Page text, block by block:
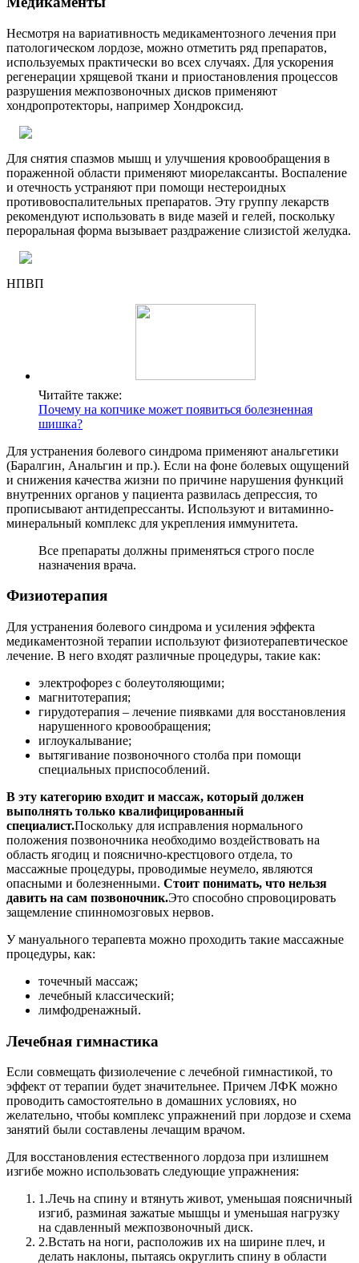
Несмотря на вариативность медикаментозного лечения при
патологическом лордозе, можно отметить ряд препаратов,
используемых практически во всех случаях. Для ускорения
регенерации хрящевой ткани и приостановления процессов
разрушения межпозвоночных дисков применяют
хондропротекторы, например Хондроксид.
Для снятия спазмов мышц и улучшения кровообращения в
пораженной области применяют миорелаксанты. Воспаление
и отечность устраняют при помощи нестероидных
противовоспалительных препаратов. Эту группу лекарств
рекомендуют использовать в виде мазей и гелей, поскольку
пероральная форма вызывает раздражение слизистой желудка.
НПВП
Читайте также:
Почему на копчике может появиться болезненная
шишка?
Для устранения болевого синдрома применяют анальгетики
(Баралгин, Анальгин и пр.). Если на фоне болевых ощущений
и снижения качества жизни по причине нарушения функций
внутренних органов у пациента развилась депрессия, то
прописывают антидепрессанты. Используют и витаминно-
минеральный комплекс для укрепления иммунитета.
Все препараты должны применяться строго после
назначения врача.
Физиотерапия
Для устранения болевого синдрома и усиления эффекта
медикаментозной терапии используют физиотерапевтическое
лечение. В него входят различные процедуры, такие как:
электрофорез с болеутоляющими;
магнитотерапия;
гирудотерапия – лечение пиявками для восстановления
нарушенного кровообращения;
иглоукалывание;
вытягивание позвоночного столба при помощи
специальных приспособлений.
В эту категорию входит и массаж, который должен
выполнять только квалифицированный
специалист.Поскольку для исправления нормального
положения позвоночника необходимо воздействовать на
область ягодиц и пояснично-крестцового отдела, то
массажные процедуры, проводимые неумело, являются
опасными и болезненными. Стоит понимать, что нельзя
давить на сам позвоночник.Это способно спровоцировать
защемление спинномозговых нервов.
У мануального терапевта можно проходить такие массажные
процедуры, как:
точечный массаж;
лечебный классический;
лимфодренажный.
Лечебная гимнастика
Если совмещать физиолечение с лечебной гимнастикой, то
эффект от терапии будет значительнее. Причем ЛФК можно
проводить самостоятельно в домашних условиях, но
желательно, чтобы комплекс упражнений при лордозе и схема
занятий были составлены лечащим врачом.
Для восстановления естественного лордоза при излишнем
изгибе можно использовать следующие упражнения:
1.Лечь на спину и втянуть живот, уменьшая поясничный
изгиб, разминая зажатые мышцы и уменьшая нагрузку
на сдавленный межпозвоночный диск.
2.Встать на ноги, расположив их на ширине плеч, и
делать наклоны, пытаясь округлить спину в области